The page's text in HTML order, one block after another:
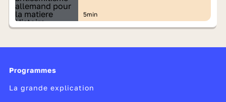
5min
Programmes
La grande explication